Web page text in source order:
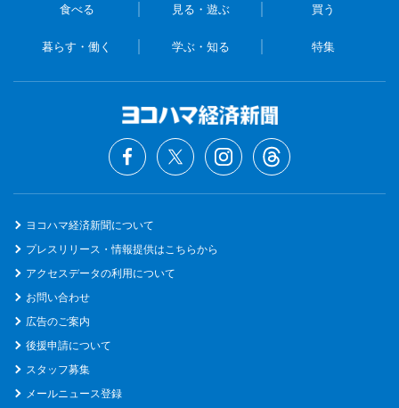
食べる 見る・遊ぶ 買う
暮らす・働く 学ぶ・知る 特集
ヨコハマ経済新聞について
プレスリリース・情報提供はこちらから
アクセスデータの利用について
お問い合わせ
広告のご案内
後援申請について
スタッフ募集
メールニュース登録